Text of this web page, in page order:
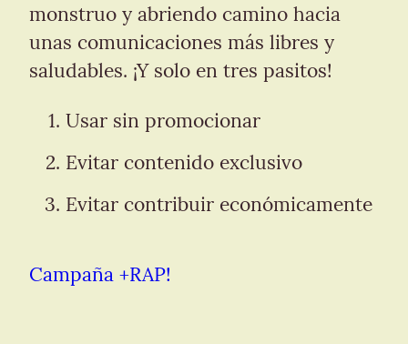
monstruo y abriendo camino hacia
unas comunicaciones más libres y
saludables. ¡Y solo en tres pasitos!
Usar sin promocionar
Evitar contenido exclusivo
Evitar contribuir económicamente
Campaña +RAP!